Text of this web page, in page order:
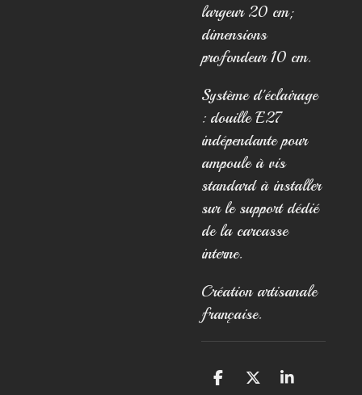
largeur 20 cm;
dimensions
profondeur 10 cm.
Système d'éclairage
: douille E27
indépendante pour
ampoule à vis
standard à installer
sur le support dédié
de la carcasse
interne.
Création artisanale
française.
P
P
P